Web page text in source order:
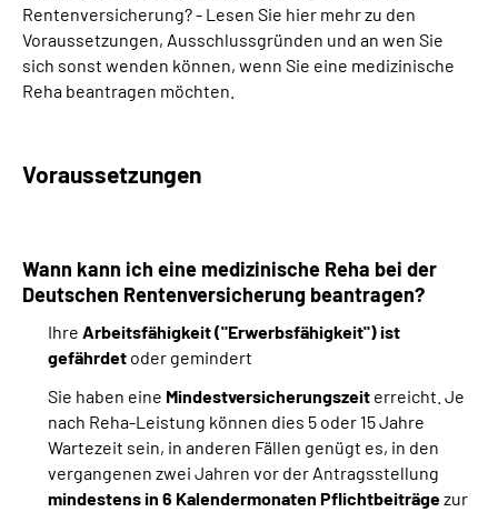
Über uns & Presse
Online-Services
Mein Kundenportal
Rentenversicherung? - Lesen Sie hier mehr zu den
Voraussetzungen, Ausschlussgründen und an wen Sie
sich sonst wenden können, wenn Sie eine medizinische
Reha beantragen möchten.
Voraussetzungen
Wann kann ich eine medizinische Reha bei der
Deutschen Rentenversicherung beantragen?
Ihre Arbeitsfähigkeit ("Erwerbsfähigkeit") ist
gefährdet oder gemindert
Sie haben eine Mindestversicherungszeit erreicht. Je
nach Reha-Leistung können dies 5 oder 15 Jahre
Wartezeit sein, in anderen Fällen genügt es, in den
vergangenen zwei Jahren vor der Antragsstellung
mindestens in 6 Kalendermonaten Pflichtbeiträgezur